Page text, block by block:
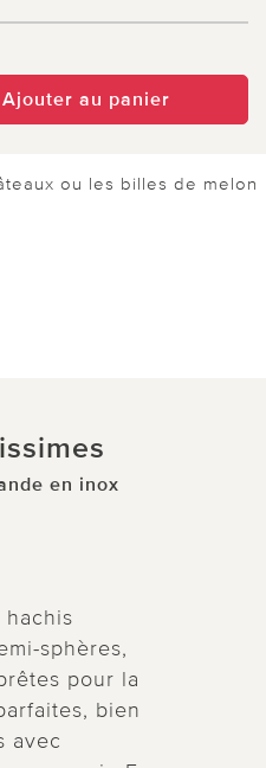
Ajouter au panier
ou les billes de melon
en inox
sphères,
pour la
bien
avec